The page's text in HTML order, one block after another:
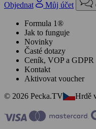
Objednat
Můj účet
Formula 1®
Jak to funguje
Novinky
Časté dotazy
Ceník, VOP a GDPR
Kontakt
Aktivovat voucher
© 2026 Pecka.TV
Hrdě